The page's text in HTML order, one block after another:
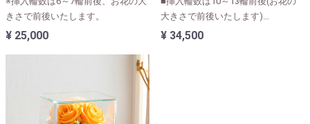
きさで前後いたします。
¥ 25,000
大きさで前後いたします)
■ユリ・カサブランカなど大きなお
¥ 34,500